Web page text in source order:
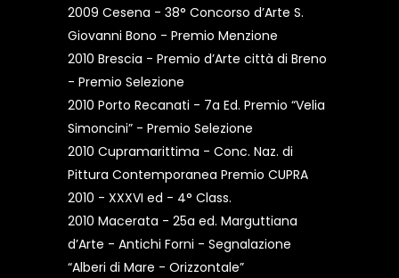
2009 Cesena - 38° Concorso d’Arte S.
Giovanni Bono - Premio Menzione
2010 Brescia - Premio d’Arte città di Breno
- Premio Selezione
2010 Porto Recanati - 7a Ed. Premio “Velia
Simoncini” - Premio Selezione
2010 Cupramarittima - Conc. Naz. di
Pittura Contemporanea Premio CUPRA
2010 - XXXVI ed - 4° Class.
2010 Macerata - 25a ed. Marguttiana
d’Arte - Antichi Forni - Segnalazione
“Alberi di Mare - Orizzontale”